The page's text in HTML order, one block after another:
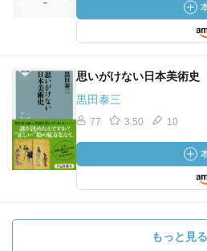
思いがけない日本美術史
黒田泰三
77 3.50 10
もっと見る